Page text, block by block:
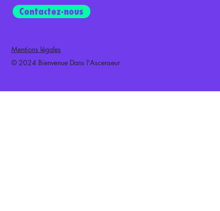
Mentions légales
© 2024 Bienvenue Dans l'Ascenseur
Contactez-nous